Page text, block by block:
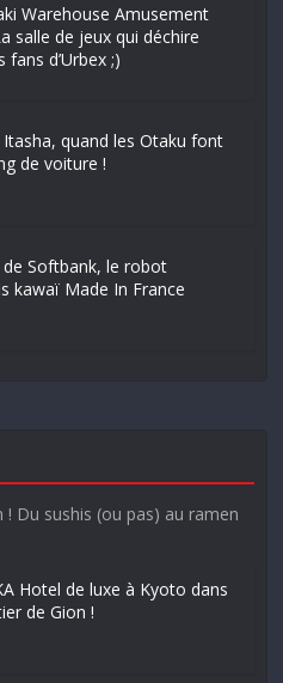
Warehouse Amusement
salle de jeux qui déchire
fans d’Urbex ;)
Itasha, quand les Otaku font
de voiture !
de Softbank, le robot
kawaï Made In France
Du sushis (ou pas) au ramen
Hotel de luxe à Kyoto dans
de Gion !